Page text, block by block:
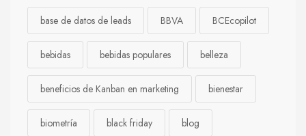
base de datos de leads BBVA BCEcopilot
bebidas bebidas populares belleza
beneficios de Kanban en marketing bienestar
biometría black friday blog